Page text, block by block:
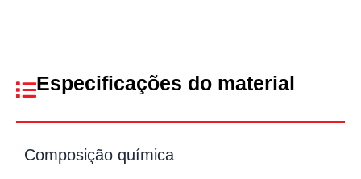
Especificações do material
Composição química